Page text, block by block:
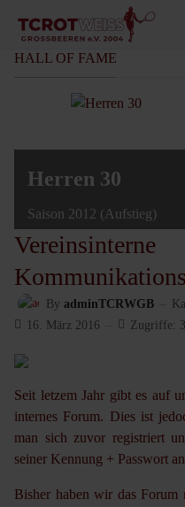
HALL OF FAME
Herren 30
Saison 2012 (Aufstieg)
Vereinsinterne
By adminTCRWGB
16. März 2016
Zugriffe:
Seit letzem Jahr gibt es auf
internes Forum. Dies ist
man sich zuvor registriert
seiner Kennung + Passwort
Bisher haben wir das Forum